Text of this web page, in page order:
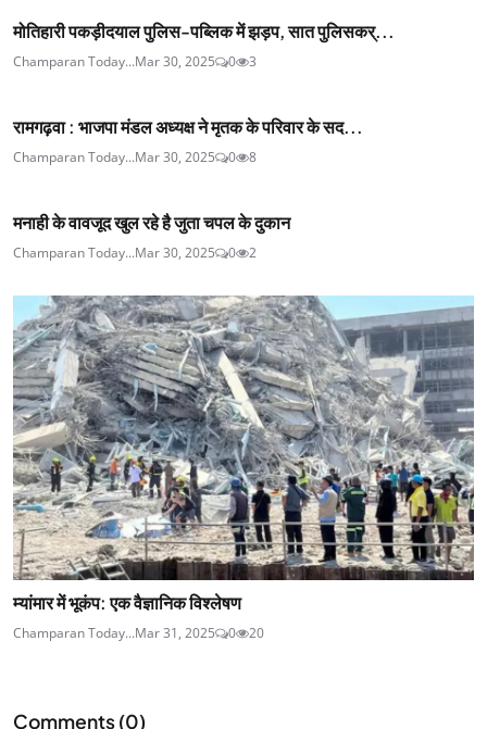
मोतिहारी पकड़ीदयाल पुलिस-पब्लिक में झड़प, सात पुलिसकर्...
Champaran Today...Mar 30, 2025 0 3
रामगढ़वा : भाजपा मंडल अध्यक्ष ने मृतक के परिवार के सद...
Champaran Today...Mar 30, 2025 0 8
मनाही के वावजूद खुल रहे है जुता चपल के दुकान
Champaran Today...Mar 30, 2025 0 2
म्यांमार में भूकंप: एक वैज्ञानिक विश्लेषण
Champaran Today...Mar 31, 2025 0 20
Comments (0)